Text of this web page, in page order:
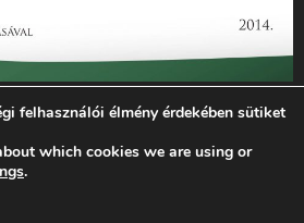
hetilap 2014. évi működésének
KCP-14-P-0121 sz. támogatási
000 000 Ft összegben támogatta az
Minisztériuma.”
Új Ember
felhasználói élmény érdekében sütiket
which cookies we are using or
.